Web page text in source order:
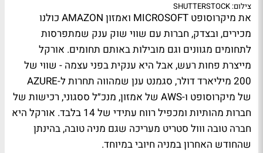
צילום: SHUTTERSTOCK
את מיקרוסופט MICROSOFT ואמזון AMAZON כולנו
מכירים, ובצדק, חברות עם שווי שוק ענק שמתפרסות
לתחומים מגוונים וגם מובילות באותם תחומים. אורקל
מייצרת פחות רעש, אבל היא ענקית בפני עצמה - שווי של
200 מיליארד דולר, סגמנט ענן שמהווה תחרות ל-AZURE
של מיקרוסופט ו-AWS של אמזון, מנכ״ל ססגוני, רכישות של
חברות מהותיות ומכפיל רווח עתידי של 14 בלבד. אורקל היא
חברה טובה ווול סטריט מעריכה שגם מניה טובה, בהינתן
שהחודש האחרון במניה חיובי במיוחד.